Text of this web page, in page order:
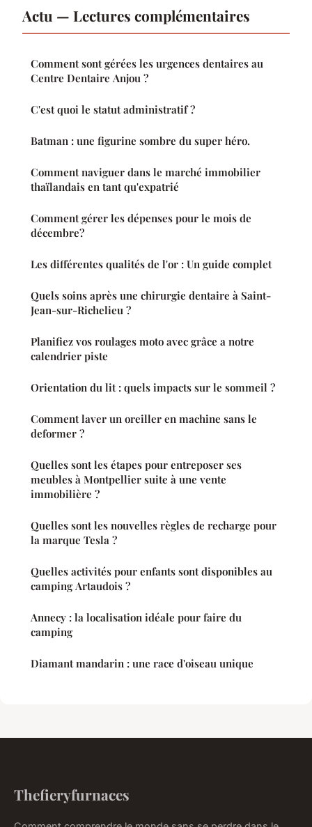
Actu — Lectures complémentaires
Comment sont gérées les urgences dentaires au
Centre Dentaire Anjou ?
C'est quoi le statut administratif ?
Batman : une figurine sombre du super héro.
Comment naviguer dans le marché immobilier
thaïlandais en tant qu'expatrié
Comment gérer les dépenses pour le mois de
décembre?
Les différentes qualités de l'or : Un guide complet
Quels soins après une chirurgie dentaire à Saint-
Jean-sur-Richelieu ?
Planifiez vos roulages moto avec grâce a notre
calendrier piste
Orientation du lit : quels impacts sur le sommeil ?
Comment laver un oreiller en machine sans le
deformer ?
Quelles sont les étapes pour entreposer ses
meubles à Montpellier suite à une vente
immobilière ?
Quelles sont les nouvelles règles de recharge pour
la marque Tesla ?
Quelles activités pour enfants sont disponibles au
camping Artaudois ?
Annecy : la localisation idéale pour faire du
camping
Diamant mandarin : une race d'oiseau unique
Thefieryfurnaces